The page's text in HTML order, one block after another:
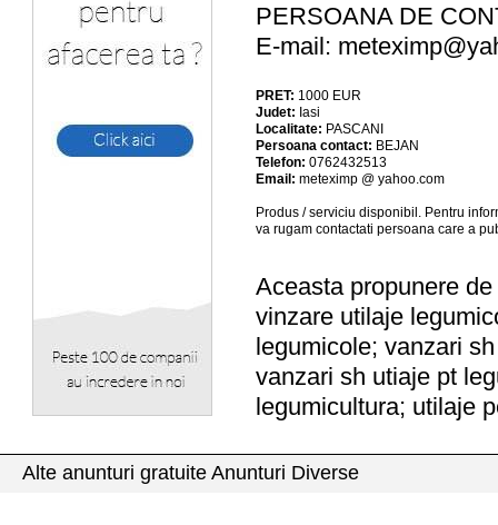
PERSOANA DE
E-mail:
PRET: 1000 EUR
Judet: Iasi
Localitate: PASCANI
Persoana contact: BEJAN
Telefon: 0762432513
Email: meteximp @ yahoo.com
Produs / serviciu disponibil . Pentru
va rugam contactati persoana care a
Aceasta propunere
vinzare utilaje
legumicole; vanzari
vanzari sh utiaje pt
legumicultura; utilaje
Alte anunturi gratuite Anunturi Diverse